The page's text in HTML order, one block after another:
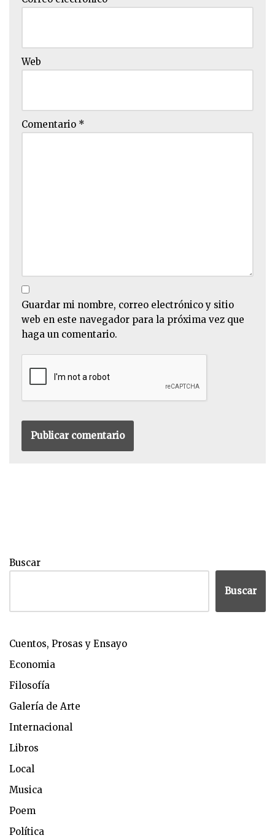
Web
Comentario *
Guardar mi nombre, correo electrónico y sitio
web en este navegador para la próxima vez que
haga un comentario.
Buscar
Buscar
Cuentos, Prosas y Ensayo
Economia
Filosofía
Galería de Arte
Internacional
Libros
Local
Musica
Poem
Política